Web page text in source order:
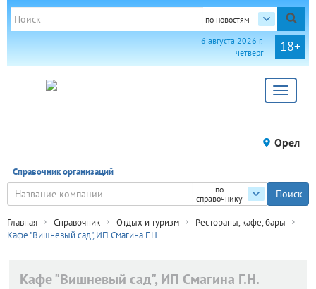
по новостям
18+
6 августа 2026 г.
четверг
Toggle
Орел
Справочник организаций
по
справочнику
Главная Справочник Отдых и туризм
Рестораны, кафе, бары
Кафе "Вишневый сад", ИП Смагина Г.Н.
Кафе "Вишневый сад", ИП Смагина Г.Н.